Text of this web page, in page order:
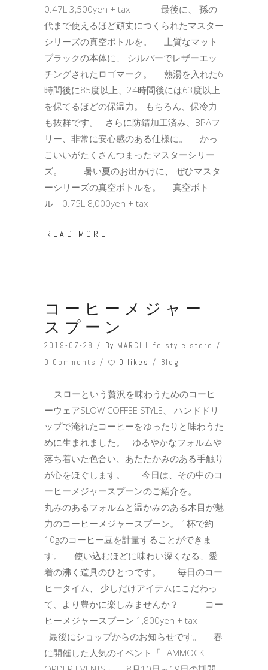
0.47L 3,500yen + tax 最後に、 孫の
代まで使えるほど頑丈につくられたマスター
シリーズの真空ボトルを。 上質なマット
ブラックの本体に、 シルバーでレザーエッ
チングされたロゴマーク。 熱湯を入れた6
時間後に85度以上、24時間後には63度以上
を保てるほどの保温力。 もちろん、保冷力
も抜群です。 さらに防錆加工済み、BPAフ
リー、非常に安心感のある仕様に。 かっ
こいいがたくさんつまったマスターシリー
ズ。 暑い夏のお出かけに、 ぜひマスタ
ーシリーズの真空ボトルを。 真空ボト
ル 0.75L 8,000yen + tax
READ MORE
コーヒーメジャー
スプーン
2019-07-28 By MARCI Life style store
0 Comments
0 likes Blog
スローという贅沢を味わうためのコーヒ
ーウェアSLOW COFFEE STYLE、 ハンドドリ
ップで淹れたコーヒーをゆったりと味わうた
めに生まれました。 ゆるやかなフォルムや
落ち着いた色合い、あたたかみのある手触り
が心をほぐします。 今日は、その中のコ
ーヒーメジャースプーンのご紹介を。
丸みのあるフォルムと温かみのある木目が魅
力のコーヒーメジャースプーン。 1杯で約
10gのコーヒー豆を計量することができま
す。 使い込むほどに味わい深くなる、愛
着の沸く道具のひとつです。 毎日のコー
ヒータイム、 少しだけアイテムにこだわっ
て、より豊かに楽しみませんか？ コー
ヒーメジャースプーン 1,800yen + tax
最後にショップからのお知らせです。 春
に開催した人気のイベント「HAMMOCK